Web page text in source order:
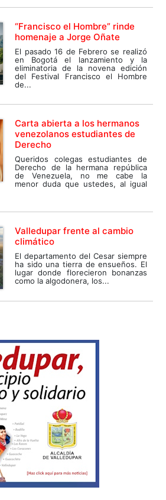
“Francisco el Hombre” rinde
homenaje a Jorge Oñate
El pasado 16 de Febrero se realizó
en Bogotá el lanzamiento y la
eliminatoria de la novena edición
del Festival Francisco el Hombre
de...
Carta abierta a los hermanos
venezolanos estudiantes de
Derecho
Queridos colegas estudiantes de
Derecho de la hermana república
de Venezuela, no me cabe la
menor duda que ustedes, al igual
Valledupar frente al cambio
climático
El departamento del Cesar siempre
ha sido una tierra de ensueños. El
lugar donde florecieron bonanzas
como la algodonera, los...